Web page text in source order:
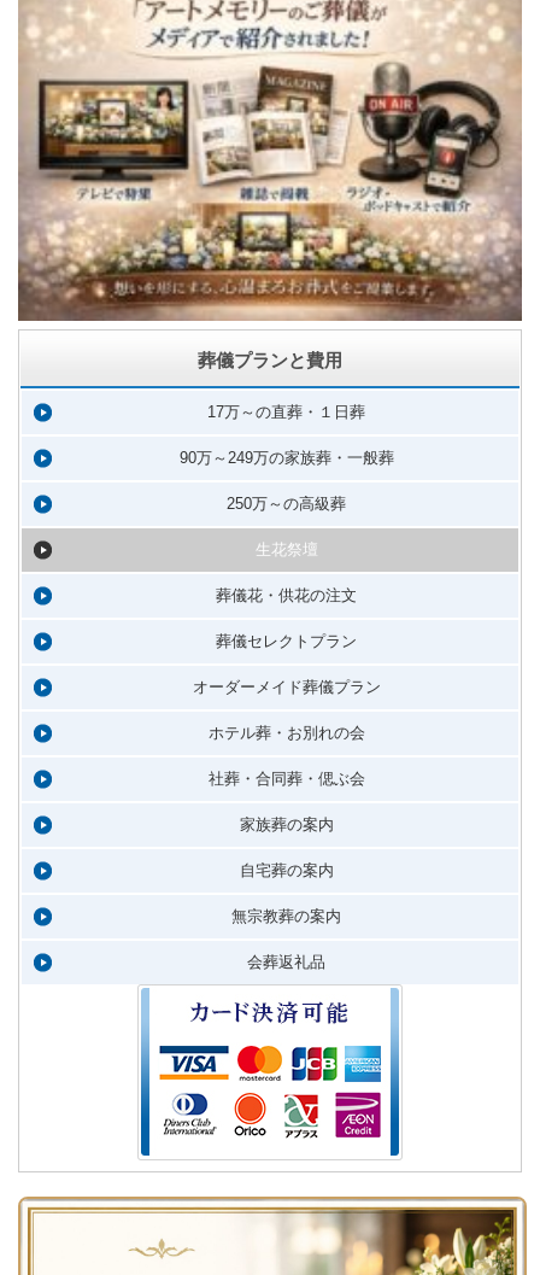
葬儀プランと費用
17万～の直葬・１日葬
90万～249万の家族葬・一般葬
250万～の高級葬
生花祭壇
葬儀花・供花の注文
葬儀セレクトプラン
オーダーメイド葬儀プラン
ホテル葬・お別れの会
社葬・合同葬・偲ぶ会
家族葬の案内
自宅葬の案内
無宗教葬の案内
会葬返礼品